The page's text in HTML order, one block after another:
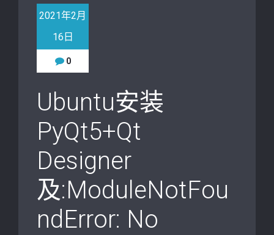
2021年2月
16日
0
Ubuntu安装
PyQt5+Qt
Designer
及:ModuleNotFou
ndError: No